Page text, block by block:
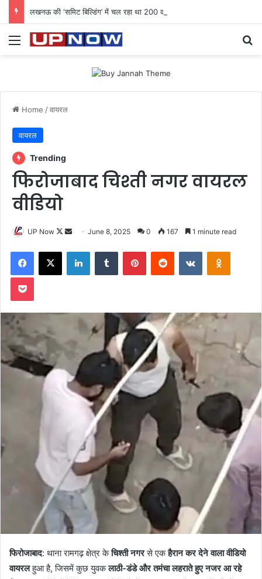
Menu
Home /वायरल
वायरल
Trending
फिरोजाबाद चिश्ती नगर वायरल
वीडियो
UP Now
Follow
Send
email
June 8, 2025 0 167 1 minute read
Facebook
X LinkedInTumblr PinterestReddit VKontakte
Pocket
फिरोजाबाद: थाना रामगढ़ क्षेत्र केचिश्ती नगरसे एकहैरान कर देने वाला वीडियो
वायरलहुआ है, जिसमें कुछ युवकलाठी-डंडे और तमंचा लहराते हुए नजर आ रहे